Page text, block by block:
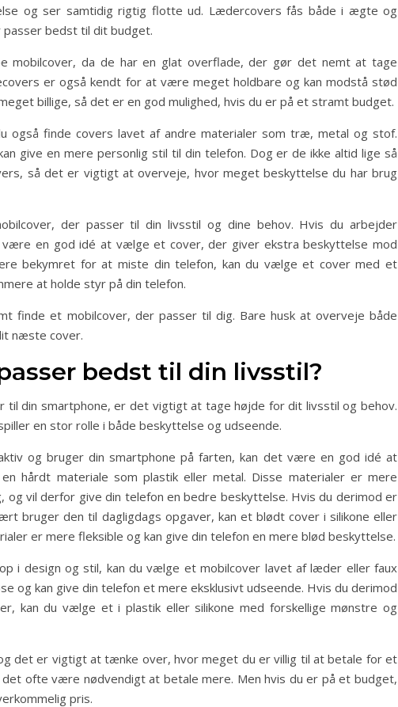
og ser samtidig rigtig flotte ud. Lædercovers fås både i ægte og
bedst til dit budget.
mobilcover, da de har en glat overflade, der gør det nemt at tage
er også kendt for at være meget holdbare og kan modstå stød
billige, så det er en god mulighed, hvis du er på et stramt budget.
også finde covers lavet af andre materialer som træ, metal og stof.
give en mere personlig stil til din telefon. Dog er de ikke altid lige så
så det er vigtigt at overveje, hvor meget beskyttelse du har brug
der passer til din livsstil og dine behov. Hvis du arbejder
en god idé at vælge et cover, der giver ekstra beskyttelse mod
bekymret for at miste din telefon, kan du vælge et cover med et
at holde styr på din telefon.
finde et mobilcover, der passer til dig. Bare husk at overveje både
næste cover.
bedst til din livsstil?
til din smartphone, er det vigtigt at tage højde for dit livsstil og behov.
en stor rolle i både beskyttelse og udseende.
og bruger din smartphone på farten, kan det være en god idé at
hårdt materiale som plastik eller metal. Disse materialer er mere
vil derfor give din telefon en bedre beskyttelse. Hvis du derimod er
bruger den til dagligdags opgaver, kan et blødt cover i silikone eller
er mere fleksible og kan give din telefon en mere blød beskyttelse.
i design og stil, kan du vælge et mobilcover lavet af læder eller faux
og kan give din telefon et mere eksklusivt udseende. Hvis du derimod
kan du vælge et i plastik eller silikone med forskellige mønstre og
det er vigtigt at tænke over, hvor meget du er villig til at betale for et
ofte være nødvendigt at betale mere. Men hvis du er på et budget,
pris.